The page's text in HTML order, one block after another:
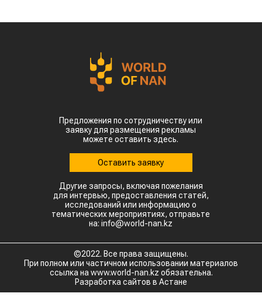
Предложения по сотрудничеству или
заявку для размещения рекламы
можете оставить здесь.
Оставить заявку
Другие запросы, включая пожелания
для интервью, предоставления статей,
исследований или информацию о
тематических мероприятиях, отправьте
на: info@world-nan.kz
©2022. Все права защищены.
При полном или частичном использовании материалов
ссылка на www.world-nan.kz обязательна.
Разработка сайтов в Астане